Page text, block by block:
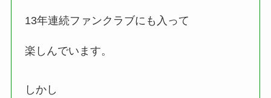
13年連続ファンクラブにも入って
楽しんでいます。
しかし